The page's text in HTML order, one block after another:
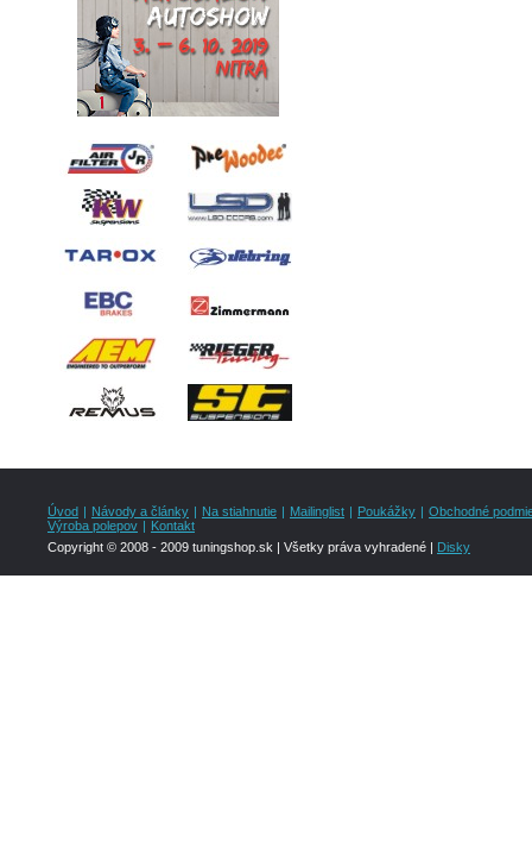
Úvod | Návody a články | Na stiahnutie | Mailinglist | Poukážky | Obchodné
Výroba polepov | Kontakt
Copyright © 2008 - 2009 tuningshop.sk | Všetky práva vyhradené | Disky